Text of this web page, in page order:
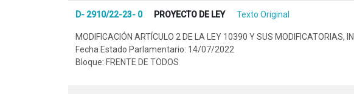
D- 2910/22-23- 0 PROYECTO DE LEY Texto Original
MODIFICACIÓN ARTÍCULO 2 DE LA LEY 10390 Y SUS MODIFICATORIAS,
Fecha Estado Parlamentario: 14/07/2022
Bloque: FRENTE DE TODOS